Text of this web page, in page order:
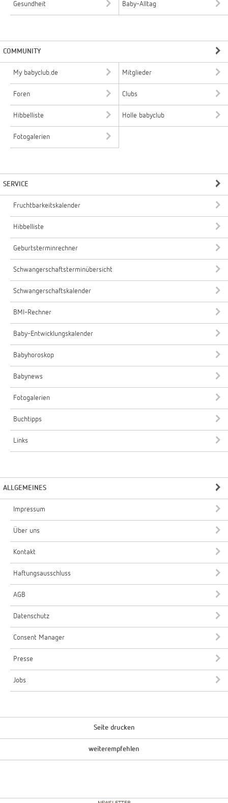
Gesundheit Baby-Alltag
COMMUNITY
My babyclub.de Mitglieder
Foren Clubs
Hibbelliste Holle babyclub
Fotogalerien
SERVICE
Fruchtbarkeitskalender
Hibbelliste
Geburtsterminrechner
Schwangerschaftsterminübersicht
Schwangerschaftskalender
BMI-Rechner
Baby-Entwicklungskalender
Babyhoroskop
Babynews
Fotogalerien
Buchtipps
Links
ALLGEMEINES
Impressum
Über uns
Kontakt
Haftungsausschluss
AGB
Datenschutz
Consent Manager
Presse
Jobs
Seite drucken
weiterempfehlen